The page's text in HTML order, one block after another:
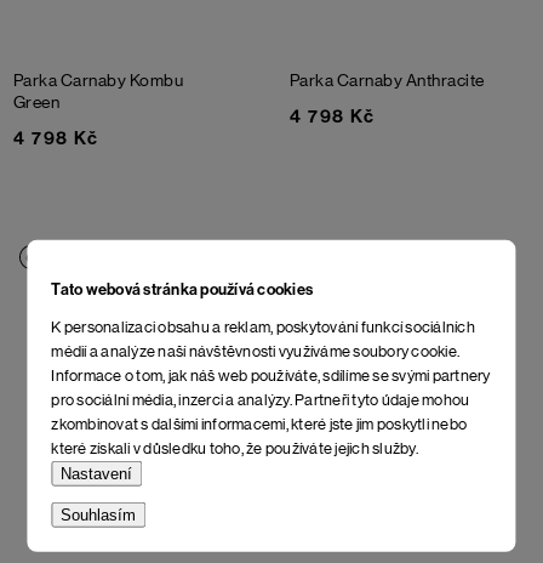
Tato webová stránka používá cookies
K personalizaci obsahu a reklam, poskytování funkcí sociálních
médií a analýze naší návštěvnosti využíváme soubory cookie.
Informace o tom, jak náš web používáte, sdílíme se svými partnery
pro sociální média, inzerci a analýzy. Partneři tyto údaje mohou
zkombinovat s dalšími informacemi, které jste jim poskytli nebo
které získali v důsledku toho, že používáte jejich služby.
Nastavení
Souhlasím
Parka Carnaby Kombu
Green
4 798 Kč
Parka CarnabyAnthracite
4 798 Kč